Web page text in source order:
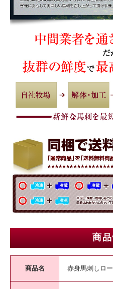
商
商品名 赤身馬刺しロ